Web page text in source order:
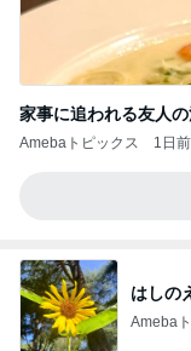
家事に追われる友人
Amebaトピックス 1日前
はしの
Ameba